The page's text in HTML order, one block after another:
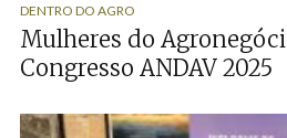
DENTRO DO AGRO
Mulheres do
Congresso ANDAV 2025